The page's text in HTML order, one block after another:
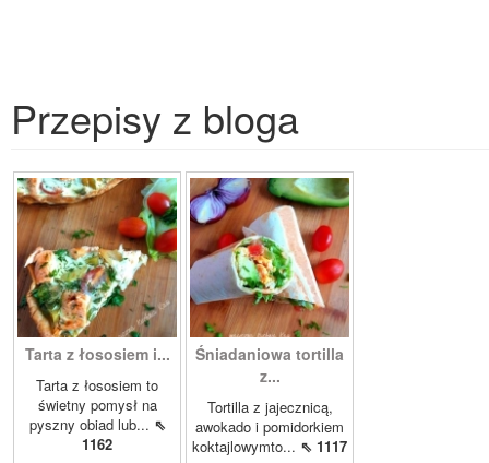
Przepisy z bloga
Tarta z łososiem i...
Tarta z łososiem to
świetny pomysł na
pyszny obiad lub... ⇖
1162
Śniadaniowa tortilla
z...
Tortilla z jajecznicą,
awokado i pomidorkiem
koktajlowymto... ⇖ 1117